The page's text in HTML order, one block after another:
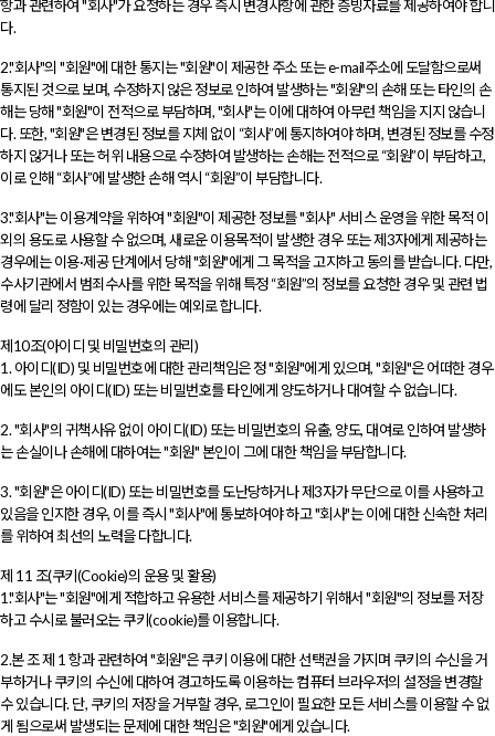
항과 관련하여 "회사"가 요청하는 경우 즉시 변경사항에 관한 증빙자료를 제공하여야 합니
다.
2."회사"의 "회원"에 대한 통지는 "회원"이 제공한 주소 또는 e-mail주소에 도달함으로써
통지된 것으로 보며, 수정하지 않은 정보로 인하여 발생하는 "회원"의 손해 또는 타인의 손
해는 당해 "회원"이 전적으로 부담하며, "회사"는 이에 대하여 아무런 책임을 지지 않습니
다. 또한, "회원"은 변경된 정보를 지체 없이 “회사”에 통지하여야 하며, 변경된 정보를 수정
하지 않거나 또는 허위 내용으로 수정하여 발생하는 손해는 전적으로 “회원”이 부담하고,
이로 인해 “회사”에 발생한 손해 역시 “회원”이 부담합니다.
3."회사"는 이용계약을 위하여 "회원"이 제공한 정보를 "회사" 서비스 운영을 위한 목적 이
외의 용도로 사용할 수 없으며, 새로운 이용목적이 발생한 경우 또는 제3자에게 제공하는
경우에는 이용·제공 단계에서 당해 "회원"에게 그 목적을 고지하고 동의를 받습니다. 다만,
수사기관에서 범죄수사를 위한 목적을 위해 특정 “회원”의 정보를 요청한 경우 및 관련 법
령에 달리 정함이 있는 경우에는 예외로 합니다.
제10조(아이디 및 비밀번호의 관리)
1. 아이디(ID) 및 비밀번호에 대한 관리책임은 정 "회원"에게 있으며, "회원"은 어떠한 경우
에도 본인의 아이디(ID) 또는 비밀번호를 타인에게 양도하거나 대여할 수 없습니다.
2. "회사"의 귀책사유 없이 아이디(ID) 또는 비밀번호의 유출, 양도, 대여로 인하여 발생하
는 손실이나 손해에 대하여는 "회원" 본인이 그에 대한 책임을 부담합니다.
3. "회원"은 아이디(ID) 또는 비밀번호를 도난당하거나 제3자가 무단으로 이를 사용하고
있음을 인지한 경우, 이를 즉시 "회사"에 통보하여야 하고 "회사"는 이에 대한 신속한 처리
를 위하여 최선의 노력을 다합니다.
제 11 조(쿠키(Cookie)의 운용 및 활용)
1."회사"는 "회원"에게 적합하고 유용한 서비스를 제공하기 위해서 "회원"의 정보를 저장
하고 수시로 불러오는 쿠키(cookie)를 이용합니다.
2.본 조 제 1 항과 관련하여 "회원"은 쿠키 이용에 대한 선택권을 가지며 쿠키의 수신을 거
부하거나 쿠키의 수신에 대하여 경고하도록 이용하는 컴퓨터 브라우저의 설정을 변경할
수 있습니다. 단, 쿠키의 저장을 거부할 경우, 로그인이 필요한 모든 서비스를 이용할 수 없
게 됨으로써 발생되는 문제에 대한 책임은 "회원"에게 있습니다.